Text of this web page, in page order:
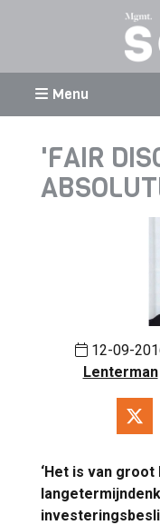
Menu
'FAIR
12-09-
Lenterman
‘Het is van